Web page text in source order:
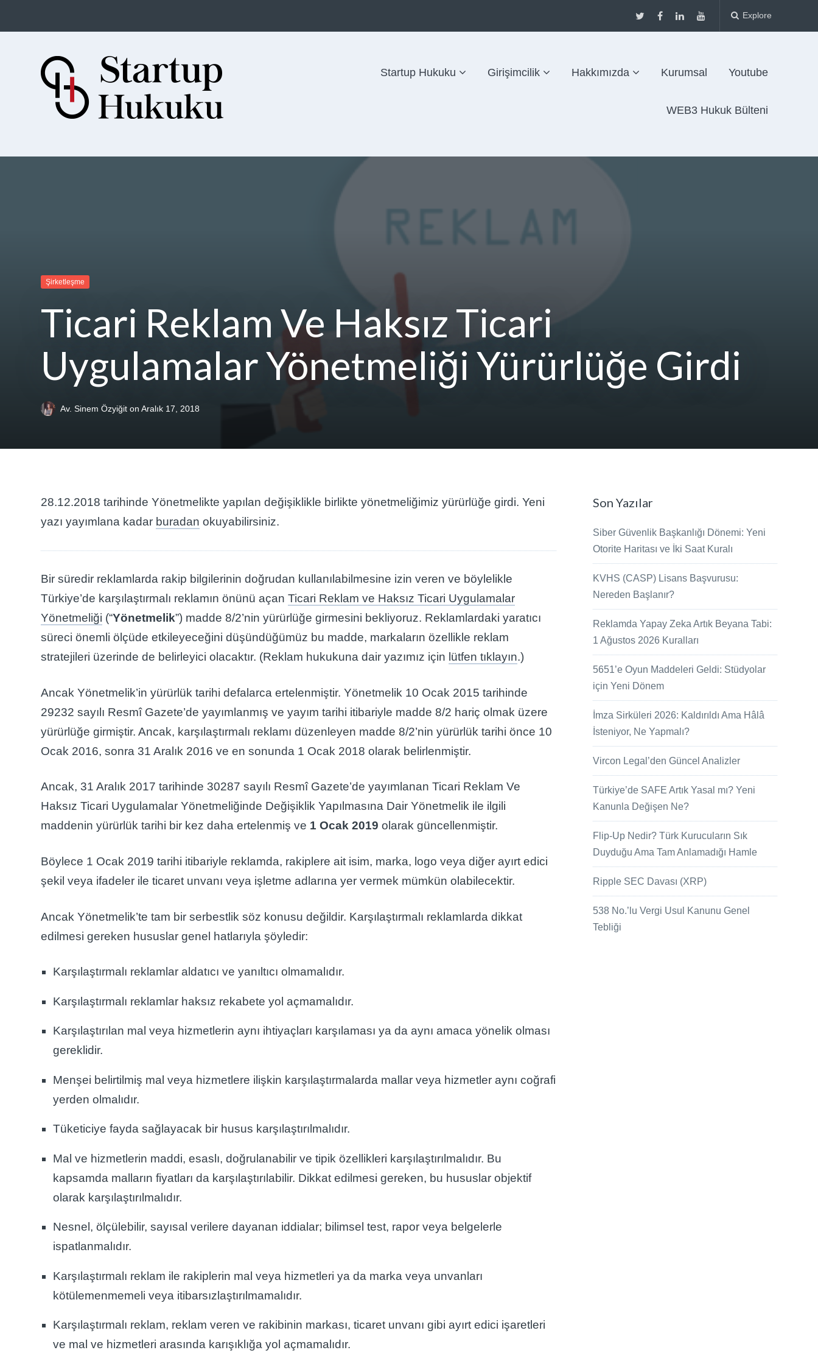
Explore
Startup Hukuku Girişimcilik Hakkımızda Kurumsal Youtube
WEB3 Hukuk Bülteni
Şirketleşme
Ticari Reklam Ve Haksız Ticari
Uygulamalar Yönetmeliği Yürürlüğe Girdi
Av. Sinem Özyiğiton Aralık 17, 2018
28.12.2018 tarihinde Yönetmelikte yapılan değişiklikle birlikte yönetmeliğimiz yürürlüğe girdi. Yeni
yazı yayımlana kadar buradan okuyabilirsiniz.
Bir süredir reklamlarda rakip bilgilerinin doğrudan kullanılabilmesine izin veren ve böylelikle
Türkiye’de karşılaştırmalı reklamın önünü açanTicari Reklam ve Haksız Ticari Uygulamalar
Yönetmeliği (“Yönetmelik”) madde 8/2’nin yürürlüğe girmesini bekliyoruz. Reklamlardaki yaratıcı
süreci önemli ölçüde etkileyeceğini düşündüğümüz bu madde, markaların özellikle reklam
stratejileri üzerinde de belirleyici olacaktır. (Reklam hukukuna dair yazımız için lütfen tıklayın.)
Ancak Yönetmelik’in yürürlük tarihi defalarca ertelenmiştir. Yönetmelik 10 Ocak 2015 tarihinde
29232 sayılı Resmî Gazete’de yayımlanmış ve yayım tarihi itibariyle madde 8/2 hariç olmak üzere
yürürlüğe girmiştir. Ancak, karşılaştırmalı reklamı düzenleyen madde 8/2’nin yürürlük tarihi önce 10
Ocak 2016, sonra 31 Aralık 2016 ve en sonunda 1 Ocak 2018 olarak belirlenmiştir.
Ancak, 31 Aralık 2017 tarihinde 30287 sayılı Resmî Gazete’de yayımlanan Ticari Reklam Ve
Haksız Ticari Uygulamalar Yönetmeliğinde Değişiklik Yapılmasına Dair Yönetmelik ile ilgili
maddenin yürürlük tarihi bir kez daha ertelenmiş ve 1 Ocak 2019 olarak güncellenmiştir.
Böylece 1 Ocak 2019 tarihi itibariyle reklamda, rakiplere ait isim, marka, logo veya diğer ayırt edici
şekil veya ifadeler ile ticaret unvanı veya işletme adlarına yer vermek mümkün olabilecektir.
Ancak Yönetmelik’te tam bir serbestlik söz konusu değildir. Karşılaştırmalı reklamlarda dikkat
edilmesi gereken hususlar genel hatlarıyla şöyledir:
Karşılaştırmalı reklamlar aldatıcı ve yanıltıcı olmamalıdır.
Karşılaştırmalı reklamlar haksız rekabete yol açmamalıdır.
Karşılaştırılan mal veya hizmetlerin aynı ihtiyaçları karşılaması ya da aynı amaca yönelik olması
gereklidir.
Menşei belirtilmiş mal veya hizmetlere ilişkin karşılaştırmalarda mallar veya hizmetler aynı coğrafi
yerden olmalıdır.
Tüketiciye fayda sağlayacak bir husus karşılaştırılmalıdır.
Mal ve hizmetlerin maddi, esaslı, doğrulanabilir ve tipik özellikleri karşılaştırılmalıdır. Bu
kapsamda malların fiyatları da karşılaştırılabilir. Dikkat edilmesi gereken, bu hususlar objektif
olarak karşılaştırılmalıdır.
Nesnel, ölçülebilir, sayısal verilere dayanan iddialar; bilimsel test, rapor veya belgelerle
ispatlanmalıdır.
Karşılaştırmalı reklam ile rakiplerin mal veya hizmetleri ya da marka veya unvanları
kötülemenmemeli veya itibarsızlaştırılmamalıdır.
Karşılaştırmalı reklam, reklam veren ve rakibinin markası, ticaret unvanı gibi ayırt edici işaretleri
ve mal ve hizmetleri arasında karışıklığa yol açmamalıdır.
Son Yazılar
Siber Güvenlik Başkanlığı Dönemi: Yeni
Otorite Haritası ve İki Saat Kuralı
KVHS (CASP) Lisans Başvurusu:
Nereden Başlanır?
Reklamda Yapay Zeka Artık Beyana Tabi:
1 Ağustos 2026 Kuralları
5651’e Oyun Maddeleri Geldi: Stüdyolar
için Yeni Dönem
İmza Sirküleri 2026: Kaldırıldı Ama Hâlâ
İsteniyor, Ne Yapmalı?
Vircon Legal’den Güncel Analizler
Türkiye’de SAFE Artık Yasal mı? Yeni
Kanunla Değişen Ne?
Flip-Up Nedir? Türk Kurucuların Sık
Duyduğu Ama Tam Anlamadığı Hamle
Ripple SEC Davası (XRP)
538 No.’lu Vergi Usul Kanunu Genel
Tebliği